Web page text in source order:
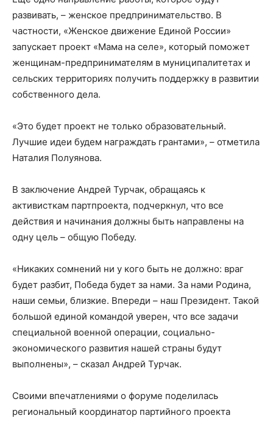
развивать, – женское предпринимательство. В
частности, «Женское движение Единой России»
запускает проект «Мама на селе», который поможет
женщинам-предпринимателям в муниципалитетах и
сельских территориях получить поддержку в развитии
собственного дела.
«Это будет проект не только образовательный.
Лучшие идеи будем награждать грантами», – отметила
Наталия Полуянова.
В заключение Андрей Турчак, обращаясь к
активисткам партпроекта, подчеркнул, что все
действия и начинания должны быть направлены на
одну цель – общую Победу.
«Никаких сомнений ни у кого быть не должно: враг
будет разбит, Победа будет за нами. За нами Родина,
наши семьи, близкие. Впереди – наш Президент. Такой
большой единой командой уверен, что все задачи
специальной военной операции, социально-
экономического развития нашей страны будут
выполнены», – сказал Андрей Турчак.
Своими впечатлениями о форуме поделилась
региональный координатор партийного проекта